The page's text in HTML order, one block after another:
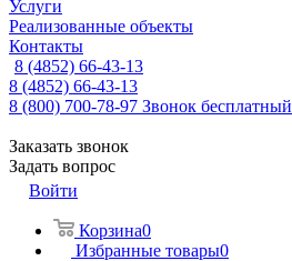
Услуги
Реализованные объекты
Контакты
8 (4852) 66-43-13
8 (4852) 66-43-13
8 (800) 700-78-97 Звонок бесплатный
Заказать звонок
Задать вопрос
Войти
Корзина0
Избранные товары0